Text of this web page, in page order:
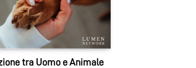
tra Uomo e Animale